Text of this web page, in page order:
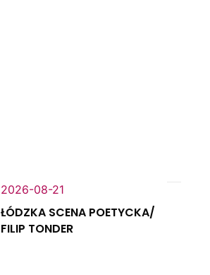
2026-08-21
ŁÓDZKA SCENA POETYCKA/
FILIP TONDER